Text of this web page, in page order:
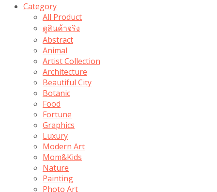
Category
All Product
ดูสินค้าจริง
Abstract
Animal
Artist Collection
Architecture
Beautiful City
Botanic
Food
Fortune
Graphics
Luxury
Modern Art
Mom&Kids
Nature
Painting
Photo Art